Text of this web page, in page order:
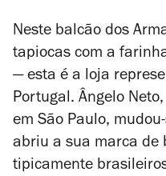
Neste balcão dos
tapiocas com a
— esta é a loja
Portugal. Ângelo
em São Paulo,
abriu a sua marca de
tipicamente